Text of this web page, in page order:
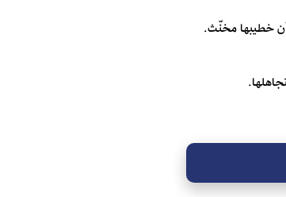
أن خطيبها مخنّث.